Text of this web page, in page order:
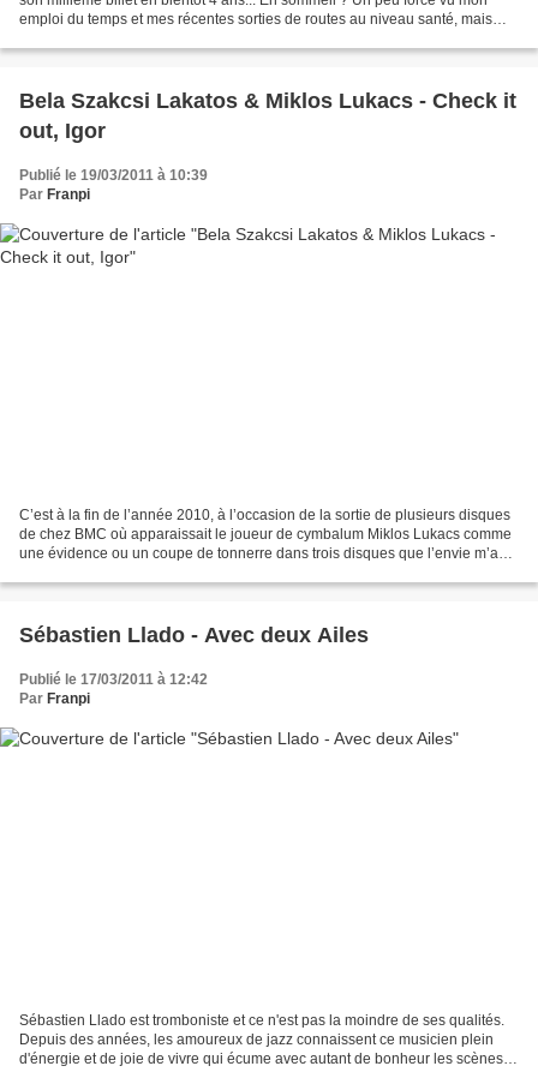
emploi du temps et mes récentes sorties de routes au niveau santé, mais
Bela Szakcsi Lakatos & Miklos Lukacs - Check it
out, Igor
Publié le 19/03/2011 à 10:39
Par Franpi
C’est à la fin de l’année 2010, à l’occasion de la sortie de plusieurs disques
de chez BMC où apparaissait le joueur de cymbalum Miklos Lukacs comme
une évidence ou un coupe de tonnerre dans trois disques que l’envie m’a
Sébastien Llado - Avec deux Ailes
Publié le 17/03/2011 à 12:42
Par Franpi
Sébastien Llado est tromboniste et ce n'est pas la moindre de ses qualités.
Depuis des années, les amoureux de jazz connaissent ce musicien plein
d'énergie et de joie de vivre qui écume avec autant de bonheur les scènes